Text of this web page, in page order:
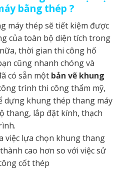
bằng thép ?
máy thép sẽ tiết kiệm được
của toàn bộ diện tích trong
thời gian thi công hố
cũng nhanh chóng và
có sẵn một bản vẽ khung
trình thi công thẩm mỹ,
dựng khung thép thang máy
thang, lắp đặt kính, thạch
việc lựa chọn khung thang
cao hơn so với việc sử
cốt thép